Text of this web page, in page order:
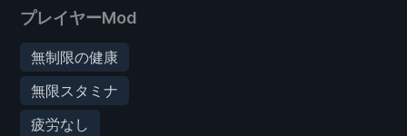
プレイヤーMod
無制限の健康
無限スタミナ
疲労なし